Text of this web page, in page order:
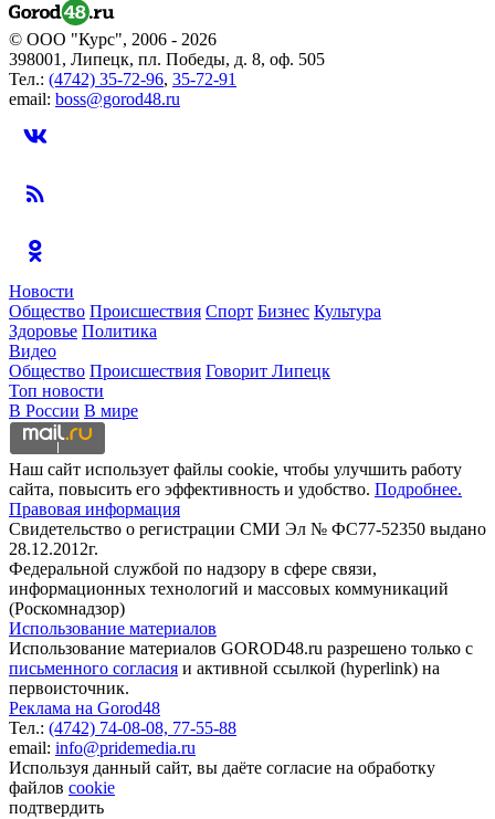
© ООО "Курс", 2006 - 2026
398001, Липецк, пл. Победы, д. 8, оф. 505
Тел.: (4742) 35-72-96, 35-72-91
email: boss@gorod48.ru
Новости
Общество Происшествия Спорт Бизнес Культура
Здоровье Политика
Видео
Общество Происшествия Говорит Липецк
Топ новости
В России В мире
Наш сайт использует файлы cookie, чтобы улучшить работу
сайта, повысить его эффективность и удобство. Подробнее.
Правовая информация
Свидетельство о регистрации СМИ Эл № ФС77-52350 выдано
28.12.2012г.
Федеральной службой по надзору в сфере связи,
информационных технологий и массовых коммуникаций
(Роскомнадзор)
Использование материалов
Использование материалов GOROD48.ru разрешено только с
письменного согласия и активной ссылкой (hyperlink) на
первоисточник.
Реклама на Gorod48
Тел.: (4742) 74-08-08, 77-55-88
email: info@pridemedia.ru
Используя данный сайт, вы даёте согласие на обработку
файлов cookie
подтвердить